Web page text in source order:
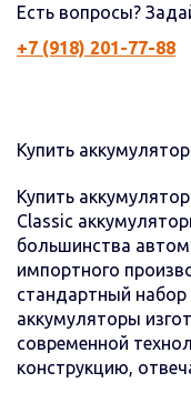
Есть вопросы?
+7 (918) 201-77-88
Купить аккумулятор
Купить
Classic
большинства
импортного
стандартный набор
аккумуляторы
современной
конструкцию,